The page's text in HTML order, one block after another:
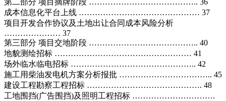
第二部分 项目摘牌阶段 ………………………………….. 36
成本信息化平台上线 ……………………………………… 37
项目开发合作协议及土地出让合同成本风险分析
………………… 37
第三部分 项目交地阶段 ………………………………….. 40
地貌测绘招标 …………………………………………… 41
场外临水临电招标 ……………………………………….. 42
施工用柴油发电机方案分析报批 …………………………….. 45
建设工程勘察工程招标 ……………………………………. 48
工地围挡(广告围挡)及照明工程招标 ………………………….